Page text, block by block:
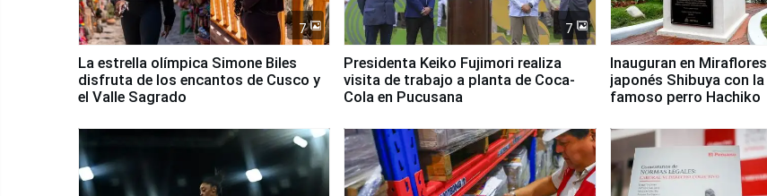
7
La estrella olímpica Simone Biles
disfruta de los encantos de Cusco y
el Valle Sagrado
7
Presidenta Keiko Fujimori realiza
visita de trabajo a planta de Coca-
Cola en Pucusana
Inauguran en
japonés Shibuya con
famoso perro Hachiko